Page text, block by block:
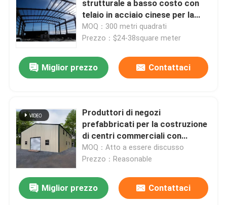
lamina di metallo perforata
Lamiera d'acciaio profilata
pannello a sandwich di alluminio
Pannello sandwich in EPS
Pannello a sandwich decorativo
strutturale a basso costo con
telaio in acciaio cinese per la
costruzione di magazzini e
fabbriche, installazione rapida,
MOQ：300 metri quadrati
Prezzo：$24-38square meter
Miglior prezzo Contattaci
Produttori di negozi
prefabbricati per la costruzione
di centri commerciali con
strutture in acciaio
prefabbricate Società di
MOQ：Atto a essere discusso
Prezzo：Reasonable
Miglior prezzo Contattaci